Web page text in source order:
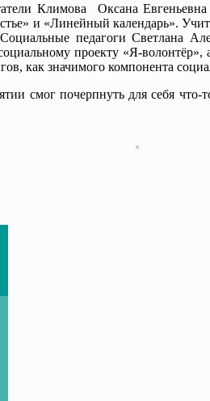
Климова Оксана
и «Линейный календарь».
педагоги Светлана
проекту «Я-волонтёр»,
как значимого компонента
смог почерпнуть для себя что-